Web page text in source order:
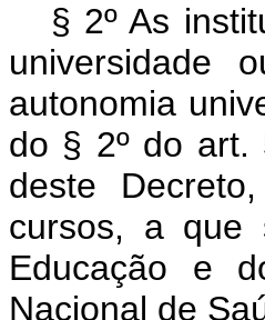
§ 2º As
universidade
autonomia
do § 2º do
deste
cursos, a que
Educação e
Nacional de